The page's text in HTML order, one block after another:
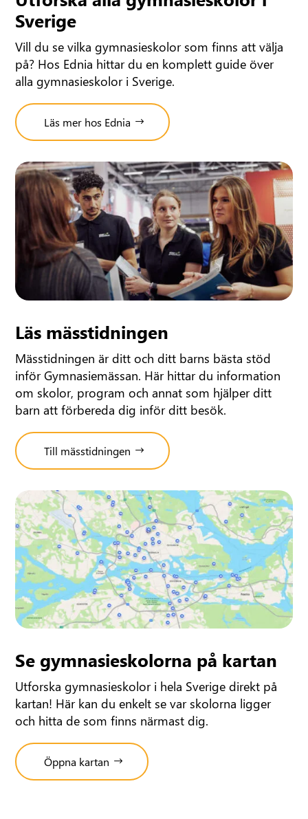
Sverige
Vill du se vilka gymnasieskolor som finns att välja
på? Hos Ednia hittar du en komplett guide över
alla gymnasieskolor i Sverige.
Läs mer hos Ednia
Läs mässtidningen
Mässtidningen är ditt och ditt barns bästa stöd
inför Gymnasiemässan. Här hittar du information
om skolor, program och annat som hjälper ditt
barn att förbereda dig inför ditt besök.
Till mässtidningen
Se gymnasieskolorna på kartan
Utforska gymnasieskolor i hela Sverige direkt på
kartan! Här kan du enkelt se var skolorna ligger
och hitta de som finns närmast dig.
Öppna kartan